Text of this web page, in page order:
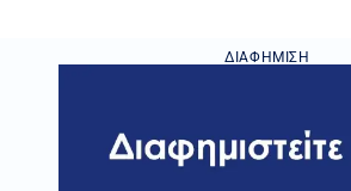
ΔΙΑΦΉΜΙΣΗ